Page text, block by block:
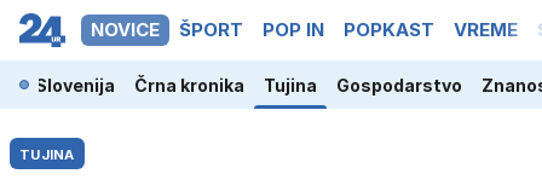
NOVICE ŠPORT POP IN POPKAST VREME
Slovenija Črna kronika Tujina Gospodarstvo
TUJINA